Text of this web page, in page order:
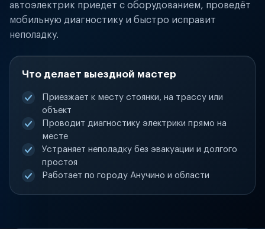
автоэлектрик приедет с оборудованием, проведёт
мобильную диагностику и быстро исправит
неполадку.
Что делает выездной мастер
Приезжает к месту стоянки, на трассу или
объект
Проводит диагностику электрики прямо на
месте
Устраняет неполадку без эвакуации и долгого
простоя
Работает по городу Анучино и области